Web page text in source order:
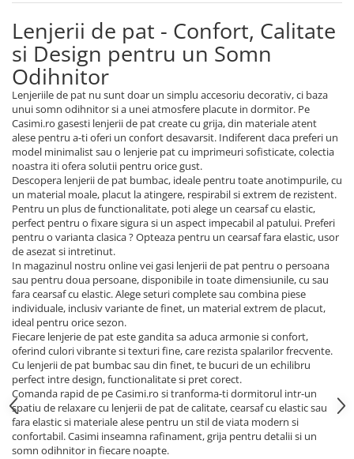
Persoana
Lenjerii De Pat Damasc 1 Persoana
Lenjerii De Pat, Imprimeu 3D, 1
Persoana
Lenjerii de pat - Confort, Calitate
si Design pentru un Somn
Odihnitor
Lenjeriile de pat nu sunt doar un simplu accesoriu decorativ, ci baza
unui somn odihnitor si a unei atmosfere placute in dormitor. Pe
Casimi.ro gasesti lenjerii de pat create cu grija, din materiale atent
alese pentru a-ti oferi un confort desavarsit. Indiferent daca preferi un
model minimalist sau o lenjerie pat cu imprimeuri sofisticate, colectia
noastra iti ofera solutii pentru orice gust.
Descopera lenjerii de pat bumbac, ideale pentru toate anotimpurile, cu
un material moale, placut la atingere, respirabil si extrem de rezistent.
Pentru un plus de functionalitate, poti alege un cearsaf cu elastic,
perfect pentru o fixare sigura si un aspect impecabil al patului. Preferi
pentru o varianta clasica ? Opteaza pentru un cearsaf fara elastic, usor
de asezat si intretinut.
In magazinul nostru online vei gasi lenjerii de pat pentru o persoana
sau pentru doua persoane, disponibile in toate dimensiunile, cu sau
fara cearsaf cu elastic. Alege seturi complete sau combina piese
individuale, inclusiv variante de finet, un material extrem de placut,
ideal pentru orice sezon.
Fiecare lenjerie de pat este gandita sa aduca armonie si confort,
oferind culori vibrante si texturi fine, care rezista spalarilor frecvente.
Cu lenjerii de pat bumbac sau din finet, te bucuri de un echilibru
perfect intre design, functionalitate si pret corect.
Comanda rapid de pe Casimi.ro si tranforma-ti dormitorul intr-un
spatiu de relaxare cu lenjerii de pat de calitate, cearsaf cu elastic sau
fara elastic si materiale alese pentru un stil de viata modern si
confortabil. Casimi inseamna rafinament, grija pentru detalii si un
somn odihnitor in fiecare noapte.